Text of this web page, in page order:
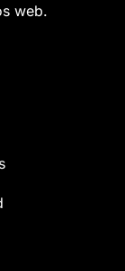
web.